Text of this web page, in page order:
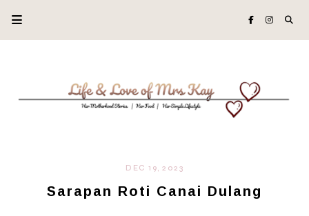
DEC 19, 2023
Sarapan Roti Canai Dulang